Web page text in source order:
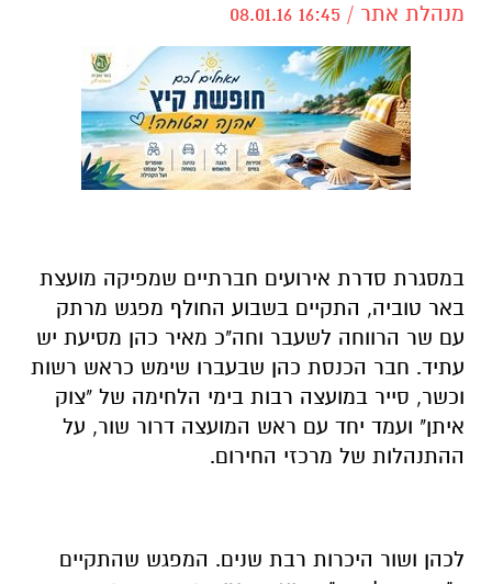
מנהלת אתר / 16:45 08.01.16
במסגרת סדרת אירועים חברתיים שמפיקה מועצת
באר טוביה, התקיים בשבוע החולף מפגש מרתק
עם שר הרווחה לשעבר וחה"כ מאיר כהן מסיעת יש
עתיד. חבר הכנסת כהן שבעברו שימש כראש רשות
וכשר, סייר במועצה רבות בימי הלחימה של "צוק
איתן" ועמד יחד עם ראש המועצה דרור שור, על
ההתנהלות של מרכזי החירום.
לכהן ושור היכרות רבת שנים. המפגש שהתקיים